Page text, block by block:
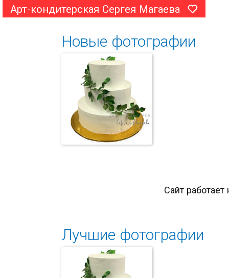
Арт-кондитерская Сергея Магаева
Новые фотографии
Свадебный торт
Сайт
Лучшие фотографии